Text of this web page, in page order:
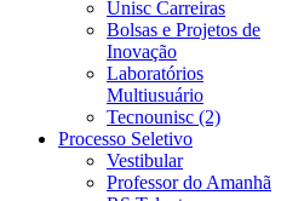
Unisc Carreiras
Bolsas e Projetos de
Inovação
Laboratórios
Multiusuário
Tecnounisc (2)
Processo Seletivo
Vestibular
Professor do Amanhã